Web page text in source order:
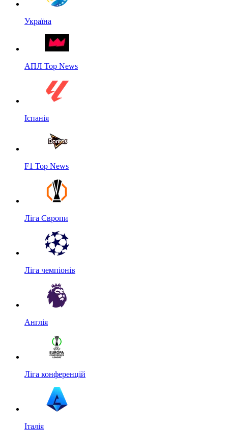
Україна
АПЛ Top News
Іспанія
F1 Top News
Ліга Європи
Ліга чемпіонів
Англія
Ліга конференцій
Італія